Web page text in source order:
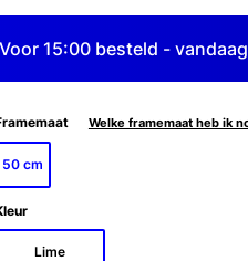
Voor 15:00 besteld -
Welke framemaat heb ik
50 cm
Lime